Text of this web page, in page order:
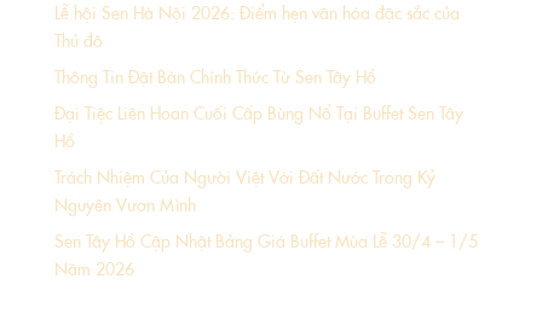
Lễ hội Sen Hà Nội 2026: Điểm hẹn văn hóa đặc sắc của
Thủ đô
Thông Tin Đặt Bàn Chính Thức Từ Sen Tây Hồ
Đại Tiệc Liên Hoan Cuối Cấp Bùng Nổ Tại Buffet Sen Tây
Hồ
Trách Nhiệm Của Người Việt Với Đất Nước Trong Kỷ
Nguyên Vươn Mình
Sen Tây Hồ Cập Nhật Bảng Giá Buffet Mùa Lễ 30/4 – 1/5
Năm 2026